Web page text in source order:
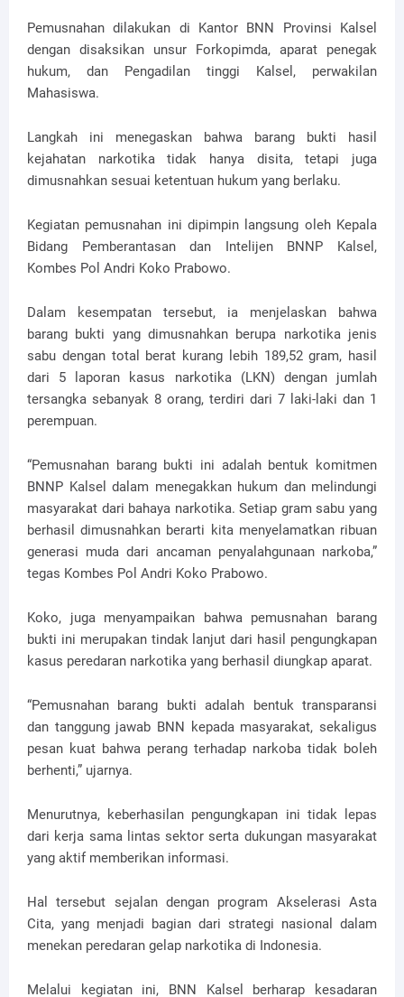
Pemusnahan dilakukan di Kantor BNN Provinsi Kalsel
dengan disaksikan unsur Forkopimda, aparat penegak
hukum, dan Pengadilan tinggi Kalsel, perwakilan
Mahasiswa.
Langkah ini menegaskan bahwa barang bukti hasil
kejahatan narkotika tidak hanya disita, tetapi juga
dimusnahkan sesuai ketentuan hukum yang berlaku.
Kegiatan pemusnahan ini dipimpin langsung oleh Kepala
Bidang Pemberantasan dan Intelijen BNNP Kalsel,
Kombes Pol Andri Koko Prabowo.
Dalam kesempatan tersebut, ia menjelaskan bahwa
barang bukti yang dimusnahkan berupa narkotika jenis
sabu dengan total berat kurang lebih 189,52 gram, hasil
dari 5 laporan kasus narkotika (LKN) dengan jumlah
tersangka sebanyak 8 orang, terdiri dari 7 laki-laki dan 1
perempuan.
“Pemusnahan barang bukti ini adalah bentuk komitmen
BNNP Kalsel dalam menegakkan hukum dan melindungi
masyarakat dari bahaya narkotika. Setiap gram sabu yang
berhasil dimusnahkan berarti kita menyelamatkan ribuan
generasi muda dari ancaman penyalahgunaan narkoba,”
tegas Kombes Pol Andri Koko Prabowo.
Koko, juga menyampaikan bahwa pemusnahan barang
bukti ini merupakan tindak lanjut dari hasil pengungkapan
kasus peredaran narkotika yang berhasil diungkap aparat.
“Pemusnahan barang bukti adalah bentuk transparansi
dan tanggung jawab BNN kepada masyarakat, sekaligus
pesan kuat bahwa perang terhadap narkoba tidak boleh
berhenti,” ujarnya.
Menurutnya, keberhasilan pengungkapan ini tidak lepas
dari kerja sama lintas sektor serta dukungan masyarakat
yang aktif memberikan informasi.
Hal tersebut sejalan dengan program Akselerasi Asta
Cita, yang menjadi bagian dari strategi nasional dalam
menekan peredaran gelap narkotika di Indonesia.
Melalui kegiatan ini, BNN Kalsel berharap kesadaran